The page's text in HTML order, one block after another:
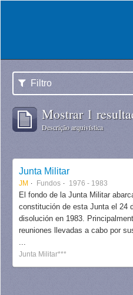
Filtro
Mostrar 1
Descrição arquivística
Junta Militar
JM Fundos 1976 - 1983
El fondo de la Junta Militar
constitución de esta Junta el 24
disolución en 1983.
reuniones llevadas a cabo por
...
Junta Militar***